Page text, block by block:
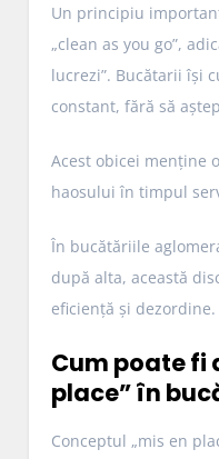
Un principiu
„clean as you go”,
lucrezi”. Bucătarii își
constant, fără să
Acest obicei menține
haosului în timpul
În bucătăriile
după alta, această
eficiență și dezordine.
Cum poate fi
place” în
Conceptul „mis en